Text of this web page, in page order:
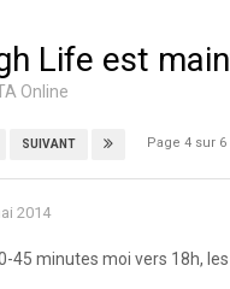
Life est
Online
SUIVANT Page 4 sur 6
2014
45 minutes moi vers 18h,